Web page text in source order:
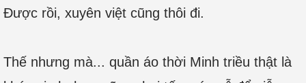
Được rồi, xuyên việt cũng thôi đi.
Thế nhưng mà... quần áo thời Minh triều thật là